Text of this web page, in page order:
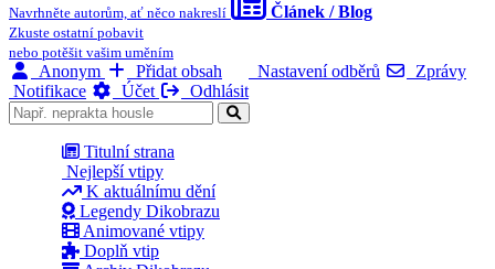
Navrhněte autorům, ať něco nakreslí Článek / Blog
Zkuste ostatní pobavit
nebo potěšit vašim uměním
Anonym Přidat obsah Nastavení odběrů
Zprávy
Notifikace
Účet Odhlásit
Titulní strana
Nejlepší vtipy
K aktuálnímu dění
Legendy Dikobrazu
Animované vtipy
Doplň vtip